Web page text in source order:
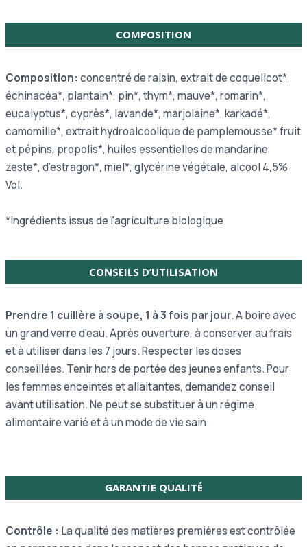
COMPOSITION
Composition: concentré de raisin, extrait de coquelicot*,
échinacéa*, plantain*, pin*, thym*, mauve*, romarin*,
eucalyptus*, cyprès*, lavande*, marjolaine*, karkadé*,
camomille*, extrait hydroalcoolique de pamplemousse* fruit
et pépins, propolis*, huiles essentielles de mandarine
zeste*, d’estragon*, miel*, glycérine végétale, alcool 4,5%
Vol.
*ingrédients issus de l'agriculture biologique
CONSEILS D’UTILISATION
Prendre 1 cuillère à soupe, 1 à 3 fois par jour. A boire avec
un grand verre d'eau. Après ouverture, à conserver au frais
et à utiliser dans les 7 jours. Respecter les doses
conseillées. Tenir hors de portée des jeunes enfants. Pour
les femmes enceintes et allaitantes, demandez conseil
avant utilisation. Ne peut se substituer à un régime
alimentaire varié et à un mode de vie sain.
GARANTIE QUALITÉ
Contrôle : La qualité des matières premières est contrôlée